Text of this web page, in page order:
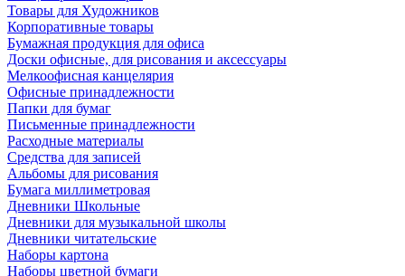
Товары для Художников
Корпоративные товары
Бумажная продукция для офиса
Доски офисные, для рисования и аксессуары
Мелкоофисная канцелярия
Офисные принадлежности
Папки для бумаг
Письменные принадлежности
Расходные материалы
Средства для записей
Альбомы для рисования
Бумага миллиметровая
Дневники Школьные
Дневники для музыкальной школы
Дневники читательские
Наборы картона
Наборы цветной бумаги